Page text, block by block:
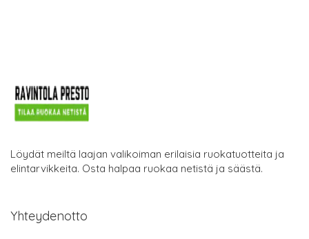
Löydät meiltä laajan valikoiman erilaisia ruokatuotteita ja
elintarvikkeita. Osta halpaa ruokaa netistä ja säästä.
Yhteydenotto